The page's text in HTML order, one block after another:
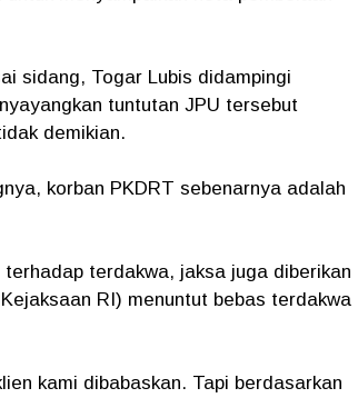
sidang, Togar Lubis didampingi
tuntutan JPU tersebut
demikian.
korban PKDRT sebenarnya adalah
terhadap terdakwa, jaksa juga diberikan
RI) menuntut bebas terdakwa
kami dibabaskan. Tapi berdasarkan